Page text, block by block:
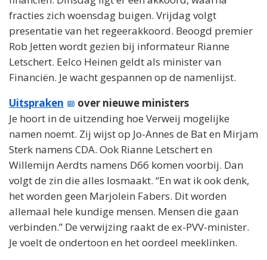
fracties zich woensdag buigen. Vrijdag volgt
presentatie van het regeerakkoord. Beoogd premier
Rob Jetten wordt gezien bij informateur Rianne
Letschert. Eelco Heinen geldt als minister van
Financiën. Je wacht gespannen op de namenlijst.
Uitspraken
over nieuwe ministers
Je hoort in de uitzending hoe Verweij mogelijke
namen noemt. Zij wijst op Jo-Annes de Bat en Mirjam
Sterk namens CDA. Ook Rianne Letschert en
Willemijn Aerdts namens D66 komen voorbij. Dan
volgt de zin die alles losmaakt. “En wat ik ook denk,
het worden geen Marjolein Fabers. Dit worden
allemaal hele kundige mensen. Mensen die gaan
verbinden.” De verwijzing raakt de ex-PVV-minister.
Je voelt de ondertoon en het oordeel meeklinken.